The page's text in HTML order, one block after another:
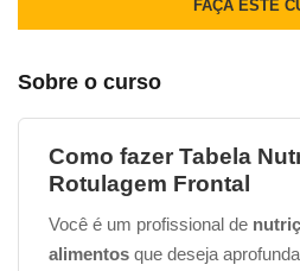
FAÇA ESTE
Sobre o curso
Como fazer Tabela
Rotulagem Frontal
Você é um profissional de
alimentos que deseja